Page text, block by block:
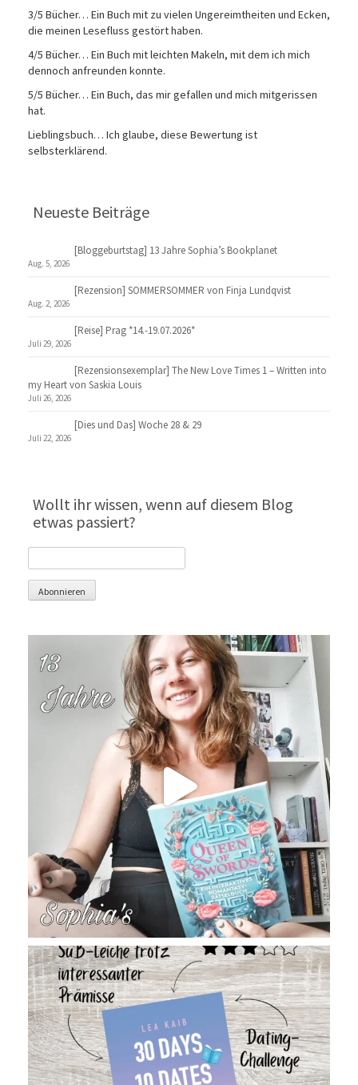
3/5 Bücher… Ein Buch mit zu vielen Ungereimtheiten und Ecken,
die meinen Lesefluss gestört haben.
4/5 Bücher… Ein Buch mit leichten Makeln, mit dem ich mich
dennoch anfreunden konnte.
5/5 Bücher… Ein Buch, das mir gefallen und mich mitgerissen
hat.
Lieblingsbuch… Ich glaube, diese Bewertung ist
selbsterklärend.
Neueste Beiträge
[Bloggeburtstag] 13 Jahre Sophia’s Bookplanet
Aug. 5, 2026
[Rezension] SOMMERSOMMER von Finja Lundqvist
Aug. 2, 2026
[Reise] Prag *14.-19.07.2026*
Juli 29, 2026
[Rezensionsexemplar] The New Love Times 1 – Written into
my Heart von Saskia Louis
Juli 26, 2026
[Dies und Das] Woche 28 & 29
Juli 22, 2026
Wollt ihr wissen, wenn auf diesem Blog
etwas passiert?